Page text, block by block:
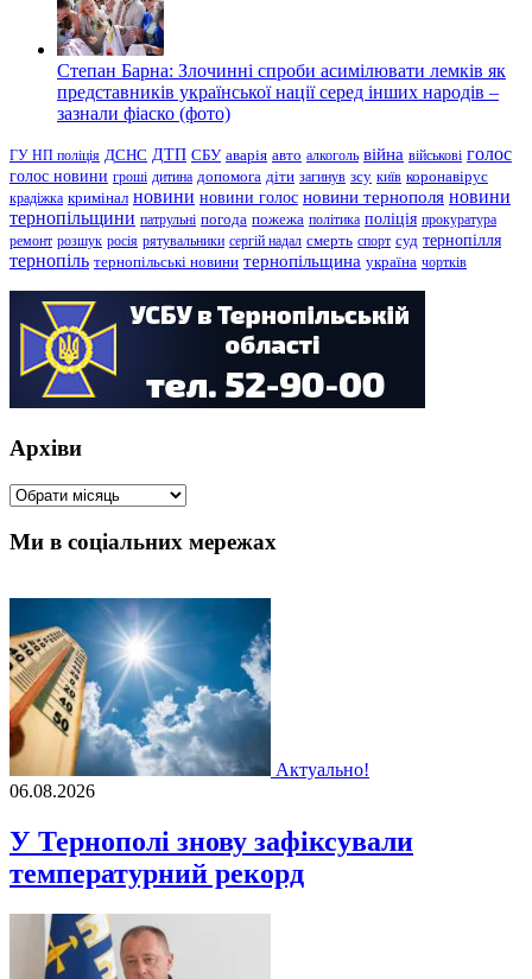
Степан Барна: Злочинні спроби асимілювати лемків як
представників української нації серед інших народів –
зазнали фіаско (фото)
ГУ НП поліція ДСНС ДТП СБУ аварія авто алкоголь війна військові голос
голос новини гроші дитина допомога діти загинув зсу київ коронавірус
крадіжка кримінал новини новини голос новини тернополя новини
тернопільщини патрульні погода пожежа політика поліція прокуратура
ремонт розшук росія рятувальники сергій надал смерть спорт суд тернопілля
тернопіль тернопільські новини тернопільщина україна чортків
Архіви
Архіви
Ми в соціальних мережах
Актуально!
06.08.2026
У Тернополі знову зафіксували
температурний рекорд